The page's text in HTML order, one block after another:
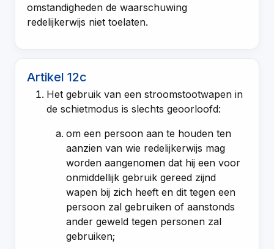
omstandigheden de waarschuwing
redelijkerwijs niet toelaten.
Artikel 12c
Het gebruik van een stroomstootwapen in
de schietmodus is slechts geoorloofd:
om een persoon aan te houden ten
aanzien van wie redelijkerwijs mag
worden aangenomen dat hij een voor
onmiddellijk gebruik gereed zijnd
wapen bij zich heeft en dit tegen een
persoon zal gebruiken of aanstonds
ander geweld tegen personen zal
gebruiken;